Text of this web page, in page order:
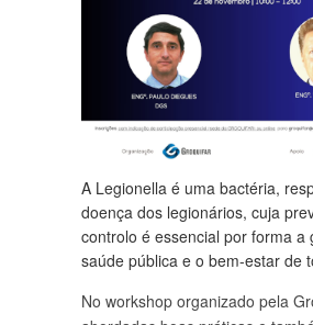
A Legionella é uma bactéria,
doença dos legionários, cuja
controlo é essencial por forma a
saúde pública e o bem-estar de
No workshop organizado pela